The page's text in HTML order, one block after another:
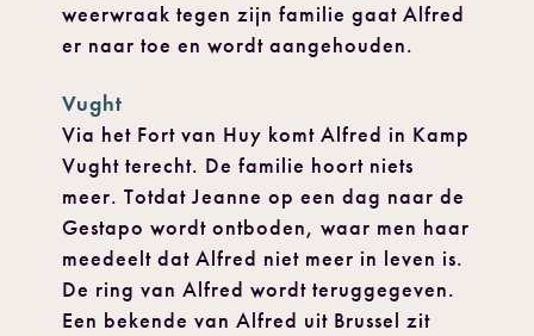
weerwraak tegen zijn familie gaat Alfred
er naar toe en wordt aangehouden.
Vught
Via het Fort van Huy komt Alfred in Kamp
Vught terecht. De familie hoort niets
meer. Totdat Jeanne op een dag naar de
Gestapo wordt ontboden, waar men haar
meedeelt dat Alfred niet meer in leven is.
De ring van Alfred wordt teruggegeven.
Een bekende van Alfred uit Brussel zit